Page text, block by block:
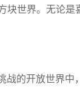
块世界。无论是
战的开放世界中